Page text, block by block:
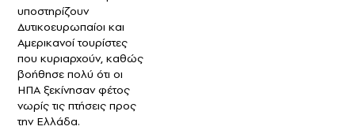
υποστηρίζουν
Δυτικοευρωπαίοι και
Αμερικανοί τουρίστες
που κυριαρχούν, καθώς
βοήθησε πολύ ότι οι
ΗΠΑ ξεκίνησαν φέτος
νωρίς τις πτήσεις προς
την Ελλάδα.